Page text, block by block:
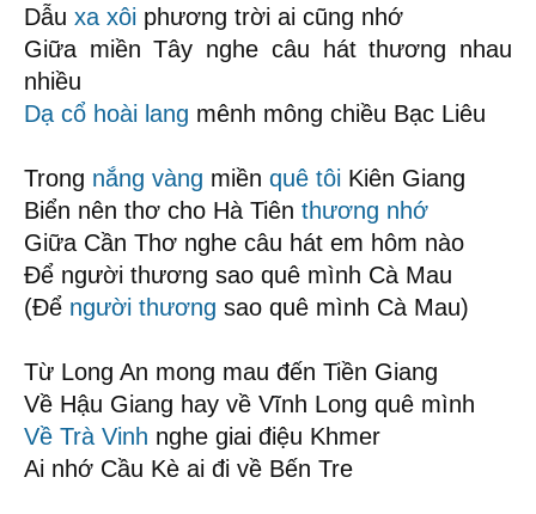
Dẫu xa xôi phương trời ai cũng nhớ
Giữa miền Tây nghe câu hát thương nhau
nhiều
Dạ cổ hoài lang mênh mông chiều Bạc Liêu
Trong nắng vàng miền quê tôi Kiên Giang
Biển nên thơ cho Hà Tiên thương nhớ
Giữa Cần Thơ nghe câu hát em hôm nào
Để người thương sao quê mình Cà Mau
(Để người thương sao quê mình Cà Mau)
Từ Long An mong mau đến Tiền Giang
Về Hậu Giang hay về Vĩnh Long quê mình
Về Trà Vinh nghe giai điệu Khmer
Ai nhớ Cầu Kè ai đi về Bến Tre